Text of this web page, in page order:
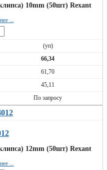
10mm (50шт) Rexant
...
(уп)
66,34
61,70
45,11
По запросу
12mm (50шт) Rexant
...